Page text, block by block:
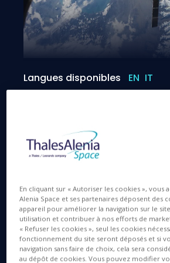
Langues disponibles EN IT
Baptisé en l’honneur de
climatologue renommé Piers
vaisseau-ravitailleur Cygnus
succès à la Station spatiale
17ème mission opérationnelle
lancée le samedi 19 février, par
En cliquant sur « Autoriser les cookies », vous
Alenia Space et ses partenaires déposent des
appareil pour améliorer la navigation sur le
utilisation et contribuer à nos efforts de
« Refuser les cookies », seul les cookies
fonctionnement du site seront déposés et si
navigation sans faire de choix, cela sera
au dépôt de cookies. Vous pouvez modifier